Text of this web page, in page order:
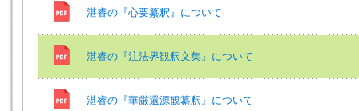
湛睿の『心要纂釈』について
湛睿の『注法界観釈文集』について
湛睿の『華厳還源観纂釈』について